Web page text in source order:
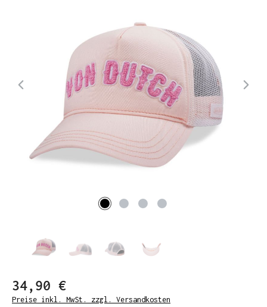
34,90 €
Preise inkl. MwSt. zzgl. Versandkosten